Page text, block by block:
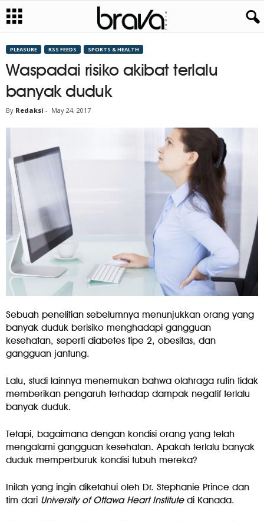
PLEASURE RSS FEEDS SPORTS & HEALTH
Waspadai risiko akibat terlalu
banyak duduk
By Redaksi - May 24, 2017
Sebuah penelitian sebelumnya menunjukkan orang yang
banyak duduk berisiko menghadapi gangguan
kesehatan, seperti diabetes tipe 2, obesitas, dan
gangguan jantung.
Lalu, studi lainnya menemukan bahwa olahraga rutin tidak
memberikan pengaruh terhadap dampak negatif terlalu
banyak duduk.
Tetapi, bagaimana dengan kondisi orang yang telah
mengalami gangguan kesehatan. Apakah terlalu banyak
duduk memperburuk kondisi tubuh mereka?
Inilah yang ingin diketahui oleh Dr. Stephanie Prince dan
tim dari University of Ottawa Heart Institutedi Kanada.